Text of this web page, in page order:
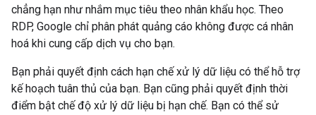
chẳng hạn như nhắm mục tiêu theo nhân khẩu học. Theo
RDP, Google chỉ phân phát quảng cáo không được cá nhân
hoá khi cung cấp dịch vụ cho bạn.
Bạn phải quyết định cách hạn chế xử lý dữ liệu có thể hỗ trợ
kế hoạch tuân thủ của bạn. Bạn cũng phải quyết định thời
điểm bật chế độ xử lý dữ liệu bị hạn chế. Bạn có thể sử